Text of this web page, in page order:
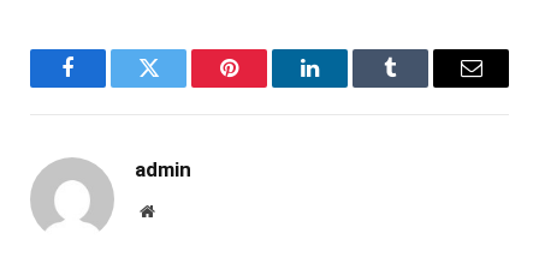
FacebookTwitter Pinterest LinkedInTumblr Email
admin
Website